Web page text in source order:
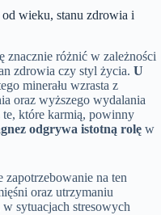
od wieku, stanu zdrowia i
znacznie różnić w zależności
zdrowia czy styl życia. U
minerału wzrasta z
oraz wyższego wydalania
te, które karmią, powinny
odgrywa istotną rolę w
na ten
oraz utrzymaniu
sytuacjach stresowych